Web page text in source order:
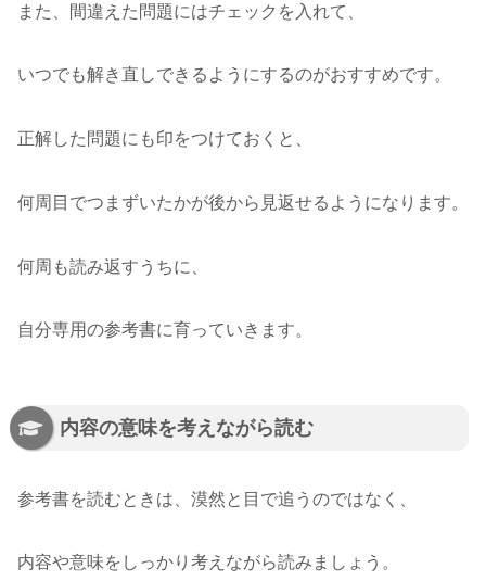
また、間違えた問題にはチェックを入れて、
いつでも解き直しできるようにするのがおすすめです。
正解した問題にも印をつけておくと、
何周目でつまずいたかが後から見返せるようになります。
何周も読み返すうちに、
自分専用の参考書に育っていきます。
内容の意味を考えながら読む
参考書を読むときは、漠然と目で追うのではなく、
内容や意味をしっかり考えながら読みましょう。